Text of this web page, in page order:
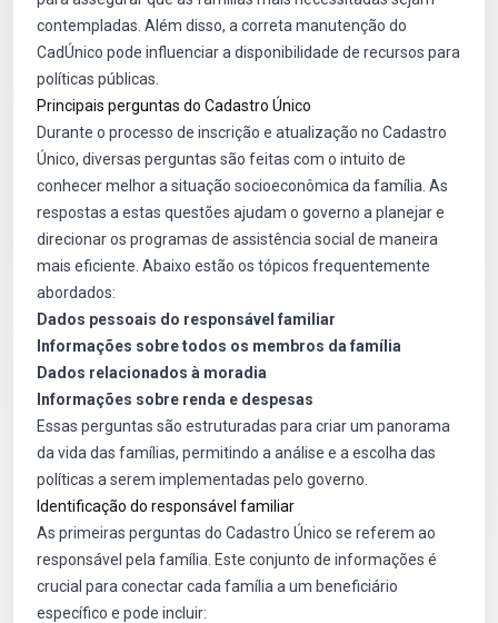
contempladas. Além disso, a correta manutenção do
CadÚnico pode influenciar a disponibilidade de recursos para
políticas públicas.
Principais perguntas do Cadastro Único
Durante o processo de inscrição e atualização no Cadastro
Único, diversas perguntas são feitas com o intuito de
conhecer melhor a situação socioeconômica da família. As
respostas a estas questões ajudam o governo a planejar e
direcionar os programas de assistência social de maneira
mais eficiente. Abaixo estão os tópicos frequentemente
abordados:
Dados pessoais do responsável familiar
Informações sobre todos os membros da família
Dados relacionados à moradia
Informações sobre renda e despesas
Essas perguntas são estruturadas para criar um panorama
da vida das famílias, permitindo a análise e a escolha das
políticas a serem implementadas pelo governo.
Identificação do responsável familiar
As primeiras perguntas do Cadastro Único se referem ao
responsável pela família. Este conjunto de informações é
crucial para conectar cada família a um beneficiário
específico e pode incluir: